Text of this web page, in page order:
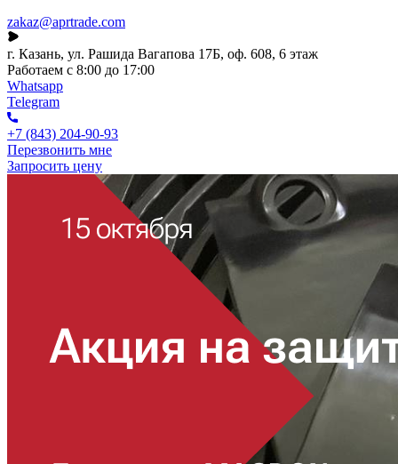
zakaz@aprtrade.com
г. Казань, ул. Рашида Вагапова 17Б, оф. 608, 6 этаж
Работаем с 8:00 до 17:00
Whatsapp
Telegram
+7 (843) 204-90-93
Перезвонить мне
Запросить цену